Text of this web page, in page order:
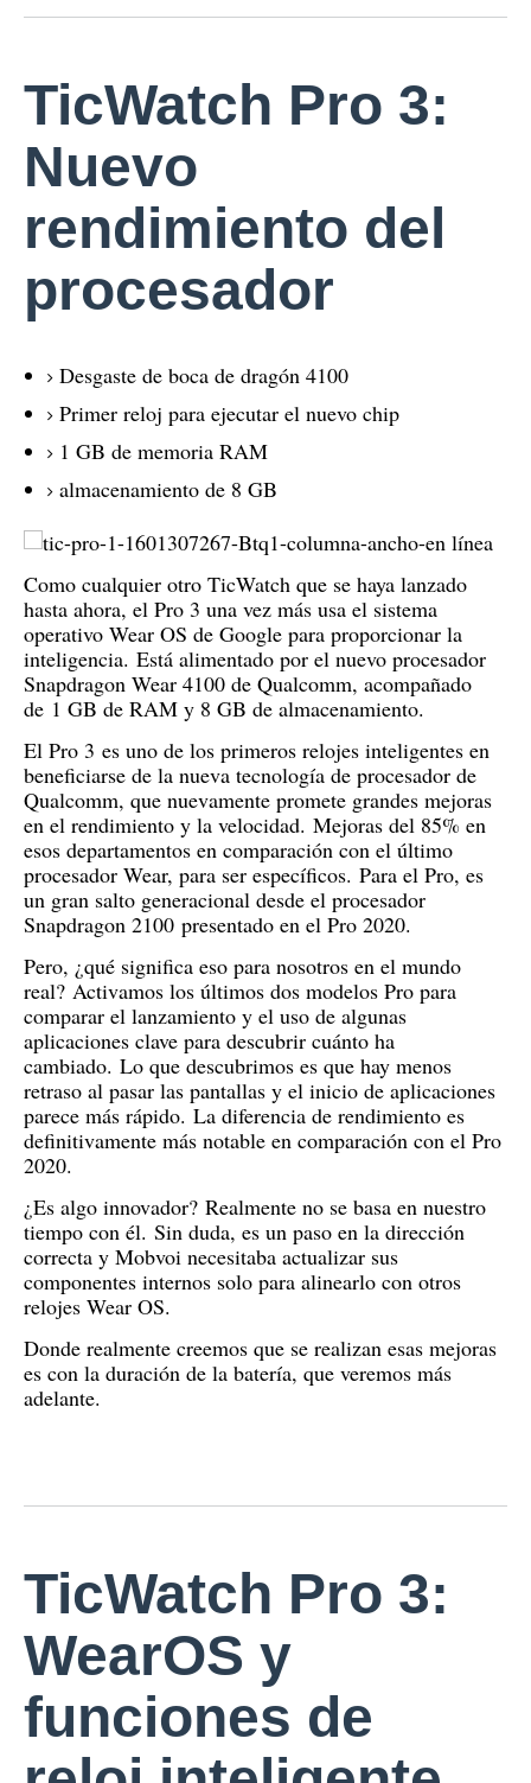
TicWatch Pro 3:
Nuevo
rendimiento del
procesador
Desgaste de boca de dragón 4100
Primer reloj para ejecutar el nuevo chip
1 GB de memoria RAM
almacenamiento de 8 GB
Como cualquier otro TicWatch que se haya lanzado
hasta ahora, el Pro 3 una vez más usa el sistema
operativo Wear OS de Google para proporcionar la
inteligencia. Está alimentado por el nuevo procesador
Snapdragon Wear 4100 de Qualcomm, acompañado
de 1 GB de RAM y 8 GB de almacenamiento.
El Pro 3 es uno de los primeros relojes inteligentes en
beneficiarse de la nueva tecnología de procesador de
Qualcomm, que nuevamente promete grandes mejoras
en el rendimiento y la velocidad. Mejoras del 85% en
esos departamentos en comparación con el último
procesador Wear, para ser específicos. Para el Pro, es
un gran salto generacional desde el procesador
Snapdragon 2100 presentado en el Pro 2020.
Pero, ¿qué significa eso para nosotros en el mundo
real? Activamos los últimos dos modelos Pro para
comparar el lanzamiento y el uso de algunas
aplicaciones clave para descubrir cuánto ha
cambiado. Lo que descubrimos es que hay menos
retraso al pasar las pantallas y el inicio de aplicaciones
parece más rápido. La diferencia de rendimiento es
definitivamente más notable en comparación con el Pro
2020.
¿Es algo innovador? Realmente no se basa en nuestro
tiempo con él. Sin duda, es un paso en la dirección
correcta y Mobvoi necesitaba actualizar sus
componentes internos solo para alinearlo con otros
relojes Wear OS.
Donde realmente creemos que se realizan esas mejoras
es con la duración de la batería, que veremos más
adelante.
TicWatch Pro 3:
WearOS y
funciones de